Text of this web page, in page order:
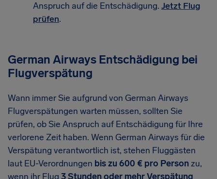
Anspruch auf die Entschädigung. Jetzt Flug
prüfen.
German Airways Entschädigung bei
Flugverspätung
Wann immer Sie aufgrund von German Airways
Flugverspätungen warten müssen, sollten Sie
prüfen, ob Sie Anspruch auf Entschädigung für Ihre
verlorene Zeit haben. Wenn German Airways für die
Verspätung verantwortlich ist, stehen Fluggästen
laut EU-Verordnungen bis zu 600 € pro Personzu,
wenn ihr Flug 3 Stunden oder mehr Verspätung